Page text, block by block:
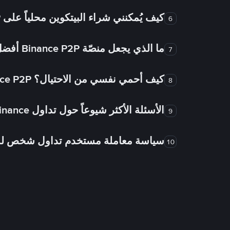
6 كيف يُمكنني شراء البيتكوين محلياً على Binance P2P؟
7 ما الذي يجعل منصّة Binance P2P أفضل من الأسواق الأخرى للتداول من شخص لشخص؟
8 كيف أحمي نفسي من الاحتيال؟ Binance P2P ضمان FTW!
9 الأسئلة الأكثر شيوعاً حول تداول Binance شخص لشخص
10 سياسة معاملة مستخدم تداول